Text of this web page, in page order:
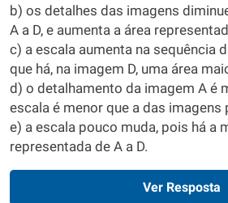
b) os detalhes das imagens
A a D, e aumenta a área
c) a escala aumenta na sequência
que há, na imagem D, uma área
d) o detalhamento da imagem A é
escala é menor que a das imagens
e) a escala pouco muda, pois há a
representada de A a D.
Ver Resposta